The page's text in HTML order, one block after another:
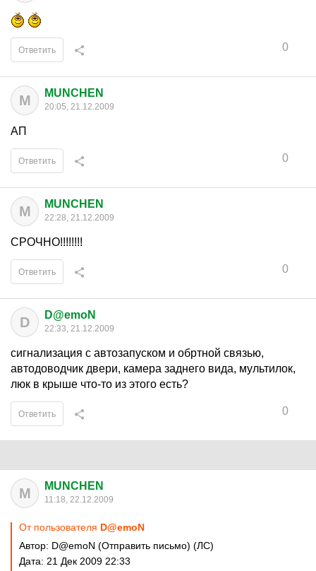
0
Ответить
M MUNCHEN
20:05, 21.12.2009
АП
0
Ответить
M MUNCHEN
22:28, 21.12.2009
СРОЧНО!!!!!!!!
0
Ответить
D D@emoN
22:33, 21.12.2009
сигнализация с автозапуском и обртной связью,
автодоводчик двери, камера заднего вида, мультилок,
люк в крыше что-то из этого есть?
0
Ответить
M MUNCHEN
11:18, 22.12.2009
От пользователя D@emoN
Автор: D@emoN (Отправить письмо) (ЛС)
Дата: 21 Дек 2009 22:33